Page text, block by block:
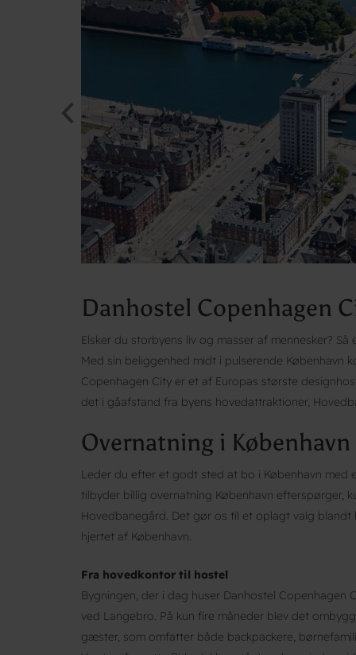
Danhostel Copenhagen
Elsker du storbyens liv og masser af mennesker?
Med sin beliggenhed midt i pulserende
Copenhagen City er et af Europas største
det i gåafstand fra byens hovedattraktioner,
Overnatning i
Leder du efter et godt sted at bo i København med
tilbyder billig overnatning København efterspørger,
Hovedbanegård. Det gør os til et oplagt valg
hjertet af København.
Fra hovedkontor til hostel
Bygningen, der i dag huser Danhostel Copenhagen
ved Langebro. På kun fire måneder blev det
gæster, som omfatter både backpackere,